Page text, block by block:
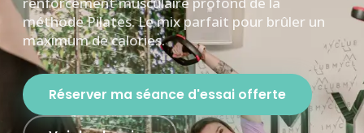
méthode Pilates. Le mix parfait pour brûler un
maximum de calories.
Réserver ma séance d'essai offerte